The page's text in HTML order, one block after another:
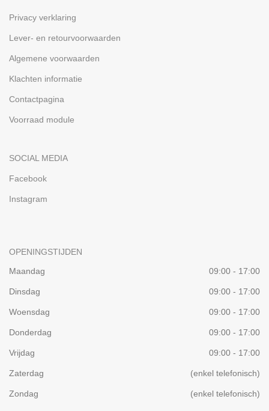
Privacy verklaring
Lever- en retourvoorwaarden
Algemene voorwaarden
Klachten informatie
Contactpagina
Voorraad module
SOCIAL MEDIA
Facebook
Instagram
OPENINGSTIJDEN
Maandag
09:00 - 17:00
Dinsdag 09:00 - 17:00
Woensdag 09:00 - 17:00
Donderdag 09:00 - 17:00
Vrijdag 09:00 - 17:00
Zaterdag (enkel telefonisch)
Zondag (enkel telefonisch)